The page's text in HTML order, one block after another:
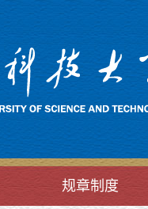
规章制度